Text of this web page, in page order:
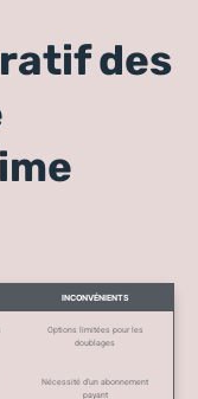
des
INCONVÉNIENTS
Options limitées pour les
doublages
Nécessité d’un abonnement
payant